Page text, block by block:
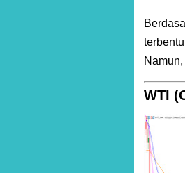
WTI